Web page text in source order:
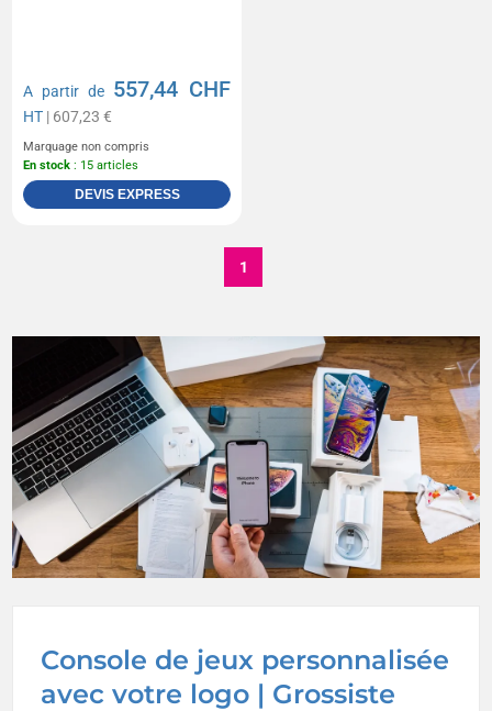
Console de jeux personnalisée
avec votre logo | Grossiste
A partir de 557,44 CHF
HT | 607,23 €
Marquage non compris
En stock : 15 articles
DEVIS EXPRESS
1